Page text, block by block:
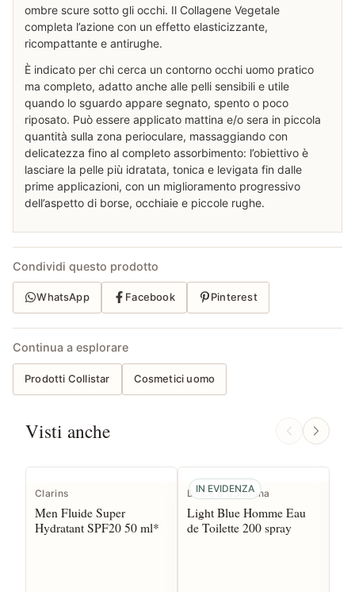
ombre scure sotto gli occhi. Il Collagene Vegetale
completa l’azione con un effetto elasticizzante,
ricompattante e antirughe.
È indicato per chi cerca un contorno occhi uomo pratico
ma completo, adatto anche alle pelli sensibili e utile
quando lo sguardo appare segnato, spento o poco
riposato. Può essere applicato mattina e/o sera in piccola
quantità sulla zona perioculare, massaggiando con
delicatezza fino al completo assorbimento: l’obiettivo è
lasciare la pelle più idratata, tonica e levigata fin dalle
prime applicazioni, con un miglioramento progressivo
dell’aspetto di borse, occhiaie e piccole rughe.
Condividi questo prodotto
WhatsApp Facebook Pinterest
Continua a esplorare
Prodotti Collistar Cosmetici uomo
Visti anche
Clarins
Men Fluide Super
Hydratant SPF20 50 ml*
IN EVIDENZA
Dolce & Gabbana
Light Blue Homme Eau
de Toilette 200 spray